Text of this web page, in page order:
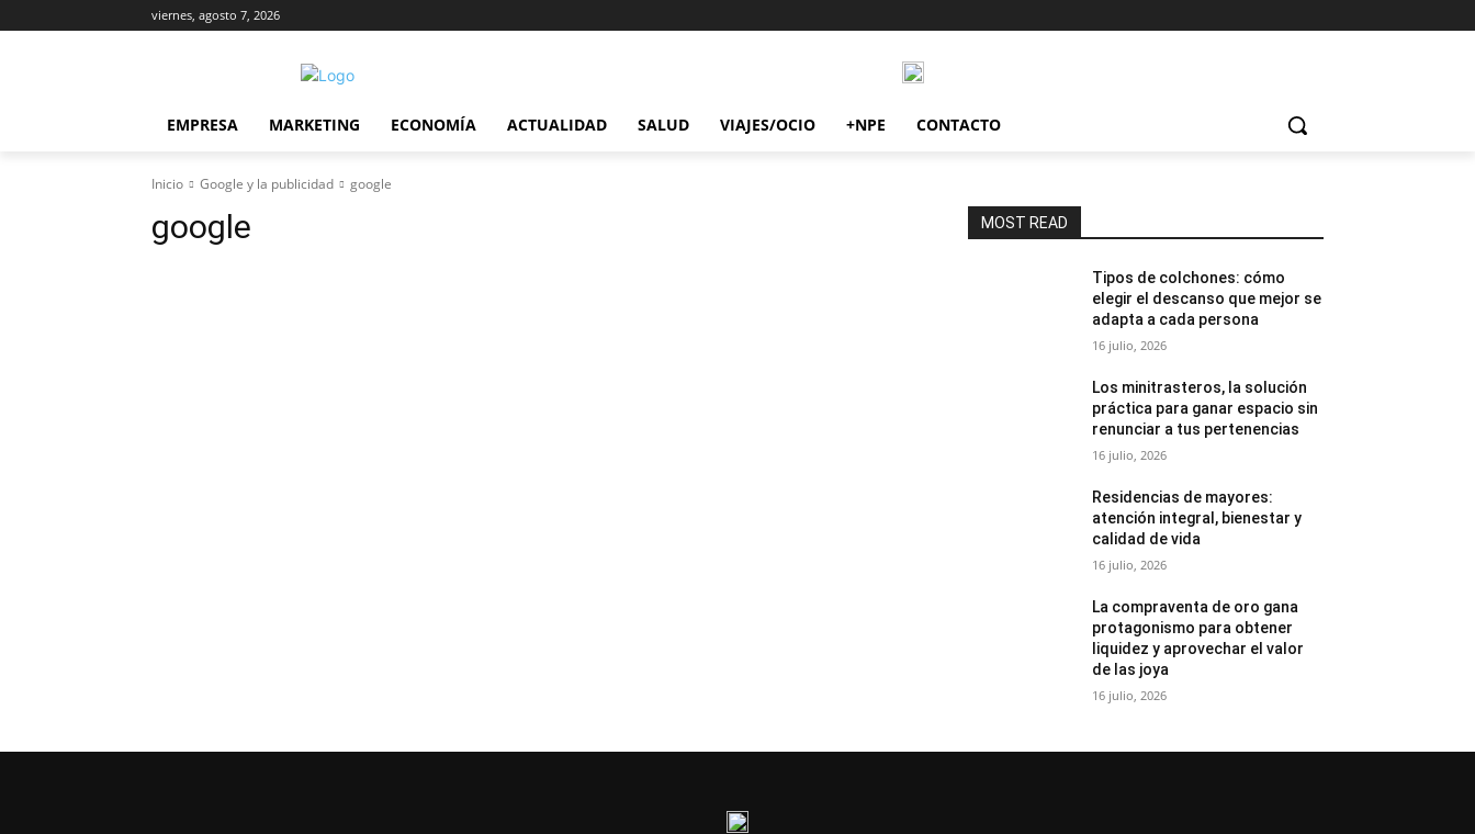
viernes, agosto 7, 2026
EMPRESA MARKETING ECONOMÍA ACTUALIDAD SALUD VIAJES/OCIO +NPE CONTACTO
Inicio Google y la publicidad google
google MOST READ
Tipos de colchones: cómo
elegir el descanso que mejor se
adapta a cada persona
16 julio, 2026
Los minitrasteros, la solución
práctica para ganar espacio sin
renunciar a tus pertenencias
16 julio, 2026
Residencias de mayores:
atención integral, bienestar y
calidad de vida
16 julio, 2026
La compraventa de oro gana
protagonismo para obtener
liquidez y aprovechar el valor
de las joya
16 julio, 2026